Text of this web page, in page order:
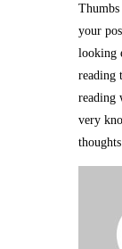
your
looking
reading
reading
very